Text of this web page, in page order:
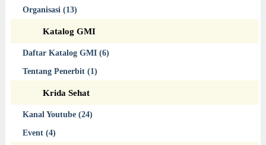
Organisasi (13)
Katalog GMI
Daftar Katalog GMI (6)
Tentang Penerbit (1)
Krida Sehat
Kanal Youtube (24)
Event (4)